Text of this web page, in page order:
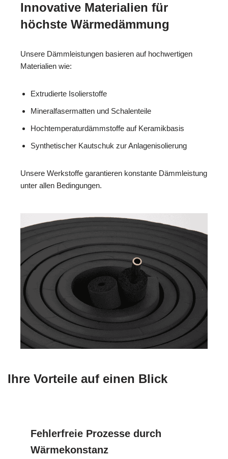
Innovative Materialien für
höchste Wärmedämmung
Unsere Dämmleistungen basieren auf hochwertigen
Materialien wie:
Extrudierte Isolierstoffe
Mineralfasermatten und Schalenteile
Hochtemperaturdämmstoffe auf Keramikbasis
Synthetischer Kautschuk zur Anlagenisolierung
Unsere Werkstoffe garantieren konstante Dämmleistung
unter allen Bedingungen.
Ihre Vorteile auf einen Blick
Fehlerfreie Prozesse durch
Wärmekonstanz